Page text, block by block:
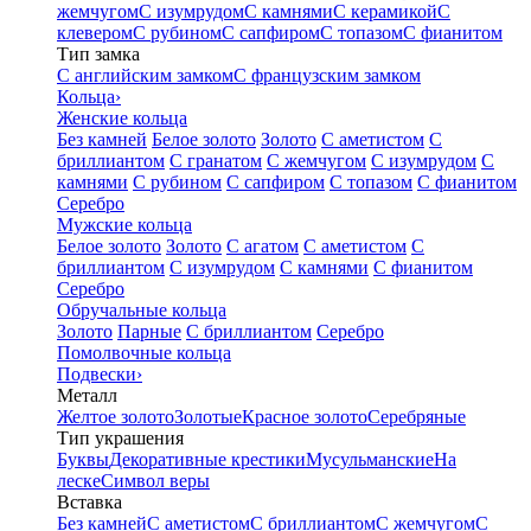
жемчугомС изумрудомС камнямиС керамикойС
клеверомС рубиномС сапфиромС топазомС фианитом
Тип замка
С английским замкомС французским замком
Кольца›
Женские кольца
Без камней Белое золото Золото С аметистом С
бриллиантом С гранатом С жемчугом С изумрудом С
камнями С рубином С сапфиром С топазом С фианитом
Серебро
Мужские кольца
Белое золото Золото С агатом С аметистом С
бриллиантом С изумрудом С камнями С фианитом
Серебро
Обручальные кольца
Золото Парные С бриллиантом Серебро
Помолвочные кольца
Подвески›
Металл
Желтое золотоЗолотыеКрасное золотоСеребряные
Тип украшения
БуквыДекоративные крестикиМусульманскиеНа
лескеСимвол веры
Вставка
Без камнейС аметистомС бриллиантомС жемчугомС